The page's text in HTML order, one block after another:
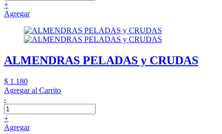
+
Agregar
ALMENDRAS PELADAS y CRUDAS
$ 1.180
Agregar al Carrito
-
+
Agregar